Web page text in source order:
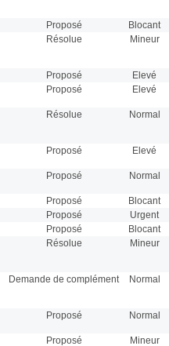
Proposé Blocant
Résolue Mineur
Proposé Elevé
Proposé Elevé
Résolue Normal
Proposé Elevé
Proposé Normal
Proposé Blocant
Proposé Urgent
Proposé Blocant
Résolue Mineur
Demande de complément Normal
Proposé Normal
Proposé Mineur